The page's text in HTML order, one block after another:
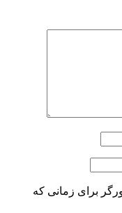
برای زمانی که